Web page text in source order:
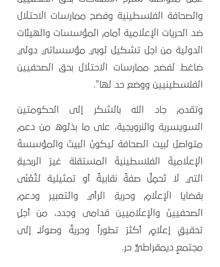
والصحافة الفلسطينية وفضح ممارسات الاحتلال
ضد الحريات الإعلامية أمام المؤسسات والهيئات
الدولية من اجل تشكيل لوبي مؤسساتي دولي
ضاغط لفضح ممارسات الاحتلال بحق الصحفيين
الفلسطينيين ووضع حد لها".
وتقدم جاد الله بالشكر إلى الحكومتين
السويسرية والنرويجية، على ما بذلوه من دعم
متواصل لبيت الصحافة ليكونَ البيتَ والمؤسسةَ
الإعلاميةَ الفلسطينيةَ المستقلة غيرَ الربحيةِ
التي لا تَحمِلُ صفةً نقابيةً أو تمثيلية لتُعْنَى
بقضايا الإعلامِ وحريةِ الرأي والتعبير ودعمِ
الصحفيينَ والإعلاميين قدامى وجدد، من أجلِ
تحقيقِ إعلامٍ أكثرَ تطوراً وحريةً وصولاً إلى
مجتمعٍ ديمقراطيٍّ حر.